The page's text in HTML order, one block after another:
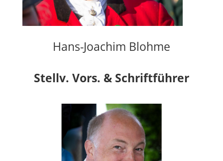
Hans-Joachim Blohme
Stellv. Vors. & Schriftführer